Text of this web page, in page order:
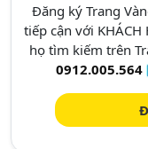
Đăng ký Trang
tiếp cận với KHÁCH
họ tìm kiếm trên
0912.005.564